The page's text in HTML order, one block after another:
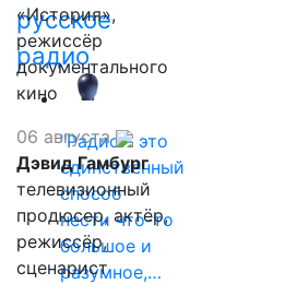
русское
радио
"Радио - это
единственный
способ
нести что-то
большое и
разумное,…
«История»,
режиссёр
документального
кино
06 августа
Дэвид Гамбург
телевизионный
продюсер, актёр,
режиссёр,
сценарист